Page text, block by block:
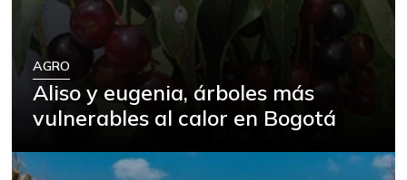
AGRO
Aliso y eugenia, árboles más
vulnerables al calor en Bogotá